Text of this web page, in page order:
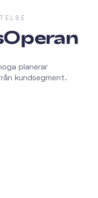
planerar
kundsegment.